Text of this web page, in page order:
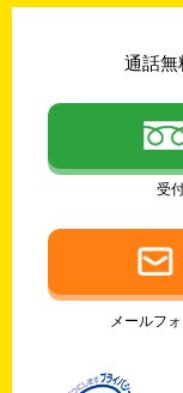
通話無
受
メールフ